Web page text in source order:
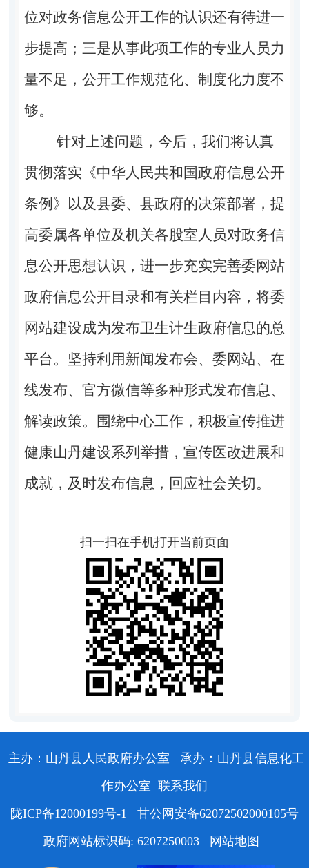
位对政务信息公开工作的认识还有待进一
步提高；三是从事此项工作的专业人员力
量不足，公开工作规范化、制度化力度不
够。
针对上述问题，今后，我们将认真
贯彻落实《中华人民共和国政府信息公开
条例》以及县委、县政府的决策部署，提
高委属各单位及机关各股室人员对政务信
息公开思想认识，进一步充实完善委网站
政府信息公开目录和有关栏目内容，将委
网站建设成为发布卫生计生政府信息的总
平台。坚持利用新闻发布会、委网站、在
线发布、官方微信等多种形式发布信息、
解读政策。围绕中心工作，积极宣传推进
健康山丹建设系列举措，宣传医改进展和
成就，及时发布信息，回应社会关切。
扫一扫在手机打开当前页面
主办：山丹县人民政府办公室
承办：山丹县信息化工
作办公室 联系我们
陇ICP备12000199号-1
甘公网安备62072502000105号
政府网站标识码: 6207250003
网站地图